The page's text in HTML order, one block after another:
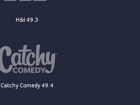
H&I 49.3
Catchy Comedy 49.4